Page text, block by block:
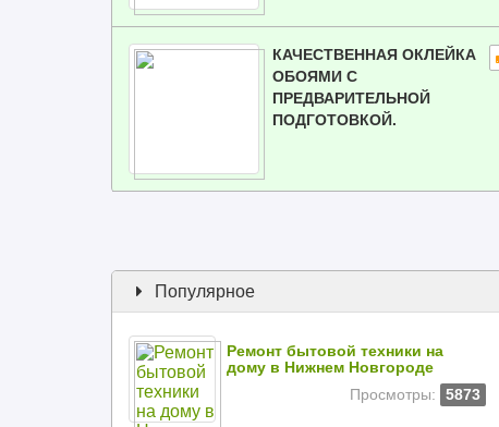
КАЧЕСТВЕННАЯ ОКЛЕЙКА
ОБОЯМИ С
ПРЕДВАРИТЕЛЬНОЙ
ПОДГОТОВКОЙ.
Популярное
Ремонт бытовой техники на
дому в Нижнем Новгороде
Просмотры:
5873